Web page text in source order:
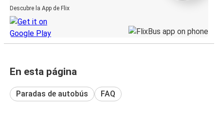
Descubre la App de Flix
En esta página
Paradas de autobús FAQ